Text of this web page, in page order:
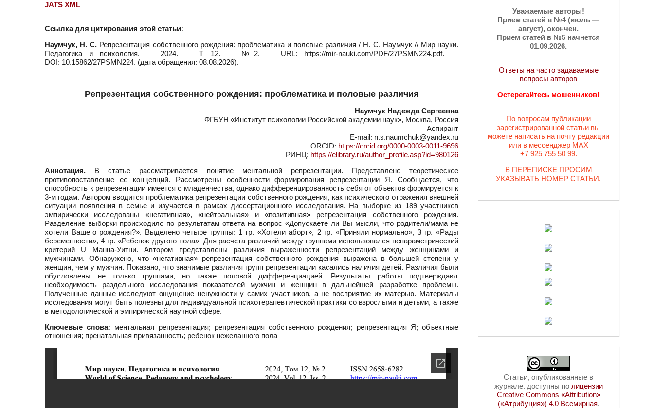
JATS XML
Ссылка для цитирования этой статьи:
Наумчук, Н. С. Репрезентация собственного рождения: проблематика и половые различия / Н. С. Наумчук // Мир науки.
Педагогика и психология. — 2024. — Т 12. — №2. — URL: https://mir-nauki.com/PDF/27PSMN224.pdf. —
DOI: 10.15862/27PSMN224. (дата обращения: 08.08.2026).
Репрезентация собственного рождения: проблематика и половые различия
Наумчук Надежда Сергеевна
ФГБУН «Институт психологии Российской академии наук», Москва, Россия
Аспирант
E-mail: n.s.naumchuk@yandex.ru
ORCID: https://orcid.org/0000-0003-0011-9696
РИНЦ: https://elibrary.ru/author_profile.asp?id=980126
Аннотация. В статье рассматривается понятие ментальной репрезентации. Представлено теоретическое
противопоставление ее концепций. Рассмотрены особенности формирования репрезентации Я. Сообщается, что
способность к репрезентации имеется с младенчества, однако дифференцированность себя от объектов формируется к
3-м годам. Автором вводится проблематика репрезентации собственного рождения, как психического отражения внешней
ситуации появления в семье и изучается в рамках диссертационного исследования. На выборке из 189 участников
эмпирически исследованы «негативная», «нейтральная» и «позитивная» репрезентация собственного рождения.
Разделение выборки происходило по результатам ответа на вопрос «Допускаете ли Вы мысли, что родители/мама не
хотели Вашего рождения?». Выделено четыре группы: 1 гр. «Хотели аборт», 2 гр. «Приняли нормально», 3 гр. «Рады
беременности», 4 гр. «Ребенок другого пола». Для расчета различий между группами использовался непараметрический
критерий U Манна-Уитни. Автором представлены различия выраженности репрезентаций между женщинами и
мужчинами. Обнаружено, что «негативная» репрезентация собственного рождения выражена в большей степени у
женщин, чем у мужчин. Показано, что значимые различия групп репрезентации касались наличия детей. Различия были
обусловлены не только группами, но также половой дифференциацией. Результаты работы подтверждают
необходимость раздельного исследования показателей мужчин и женщин в дальнейшей разработке проблемы.
Полученные данные исследуют ощущение ненужности у самих участников, а не восприятие их матерью. Материалы
исследования могут быть полезны для индивидуальной психотерапевтической практики со взрослыми и детьми, а также
в методологической и эмпирической научной сфере.
Ключевые слова: ментальная репрезентация; репрезентация собственного рождения; репрезентация Я; объектные
отношения; пренатальная привязанность; ребенок нежеланного пола
Уважаемые авторы!
Прием статей в №4 (июль —
август), окончен.
Прием статей в №5 начнется
01.09.2026.
Ответы на часто задаваемые
вопросы авторов
Остерегайтесь мошенников!
По вопросам публикации
зарегистрированной статьи вы
можете написать на почту редакции
или в мессенджер MAX
+7 925 755 50 99.
В ПЕРЕПИСКЕ ПРОСИМ
УКАЗЫВАТЬ НОМЕР СТАТЬИ.
Статьи, опубликованные в
журнале, доступны по лицензии
Creative Commons «Attribution»
(«Атрибуция») 4.0 Всемирная.